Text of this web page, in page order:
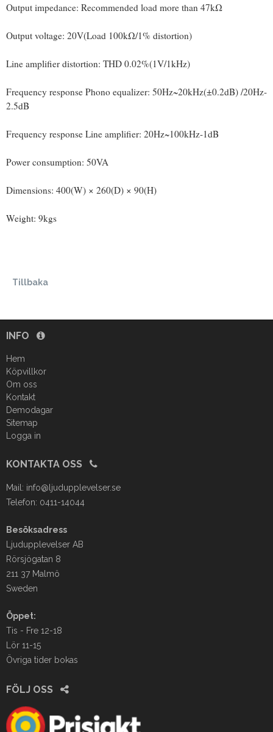
Output impedance: Recommended load more than 47kΩ
Output voltage: 20V(Load 100kΩ/1% distortion)
Line amplifier distortion: THD 0.02%(1V/1kHz)
Frequency response Phono equalizer: 50Hz~20kHz(±0.2dB) /20Hz-
2.5dB
Frequency response Line amplifier: 20Hz~100kHz-1dB
Power consumption: 50VA
Dimensions: 400(W) × 260(D) × 90(H)
Weight: 9kgs
Tillbaka
INFO
Hem
Köpvillkor
Om oss
Kontakt
Demodagar
Sitemap
Logga in
KONTAKTA OSS
Mail: info@ljudupplevelser.se
Telefon: 0411-14044
Besöksadress
Ljudupplevelser AB
Rörsjögatan 8
211 37 Malmö
Sweden
Öppet:
Tis - Fre 12-18
Lör 11-15
Övriga tider bokas
FÖLJ OSS